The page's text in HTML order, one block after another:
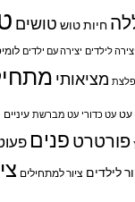
חיותטוש טושים
יצירה לילדים יצירה עם ילדים
מציאותי
עט עט כדורי עט מברשת עיניים
פורטרט פנים
לילדים ציור למתחילים